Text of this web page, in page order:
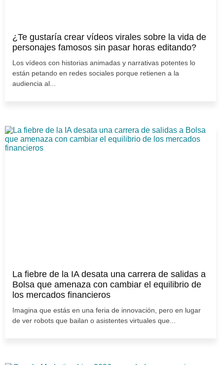
¿Te gustaría crear vídeos virales sobre la vida de
personajes famosos sin pasar horas editando?
Los vídeos con historias animadas y narrativas potentes lo
están petando en redes sociales porque retienen a la
audiencia al...
La fiebre de la IA desata una carrera de salidas a
Bolsa que amenaza con cambiar el equilibrio de
los mercados financieros
Imagina que estás en una feria de innovación, pero en lugar
de ver robots que bailan o asistentes virtuales que...